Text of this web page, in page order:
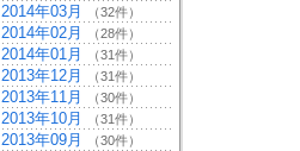
2014年03月 （32件）
2014年02月 （28件）
2014年01月 （31件）
2013年12月 （31件）
2013年11月 （30件）
2013年10月 （31件）
2013年09月 （30件）